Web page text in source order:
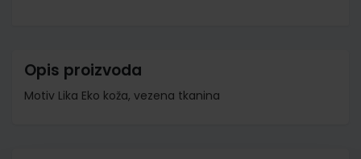
Opis proizvoda
Motiv Lika Eko koža, vezena tkanina